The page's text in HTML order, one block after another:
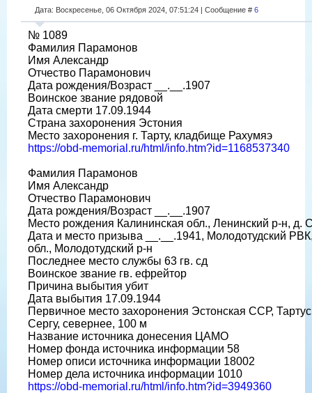
Дата: Воскресенье, 06 Октября 2024, 07:51:24 | Сообщение # 6
№ 1089
Фамилия Парамонов
Имя Александр
Отчество Парамонович
Дата рождения/Возраст __.__.1907
Воинское звание рядовой
Дата смерти 17.09.1944
Страна захоронения Эстония
Место захоронения г. Тарту, кладбище Рахумяэ
https://obd-memorial.ru/html/info.htm?id=1168537340
Фамилия Парамонов
Имя Александр
Отчество Парамонович
Дата рождения/Возраст __.__.1907
Место рождения Калининская обл., Ленинский р-н, д.
Дата и место призыва __.__.1941, Молодотудский
обл., Молодотудский р-н
Последнее место службы 63 гв. сд
Воинское звание гв. ефрейтор
Причина выбытия убит
Дата выбытия 17.09.1944
Первичное место захоронения Эстонская ССР,
Сергу, севернее, 100 м
Название источника донесения ЦАМО
Номер фонда источника информации 58
Номер описи источника информации 18002
Номер дела источника информации 1010
https://obd-memorial.ru/html/info.htm?id=3949360